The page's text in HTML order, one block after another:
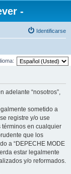
-
Identificarse
adelante “nosotros”,
sometido a
registre y/o use
términos en cualquier
que los
a “DEPECHE MODE
estar legalmente
y/o reformados.